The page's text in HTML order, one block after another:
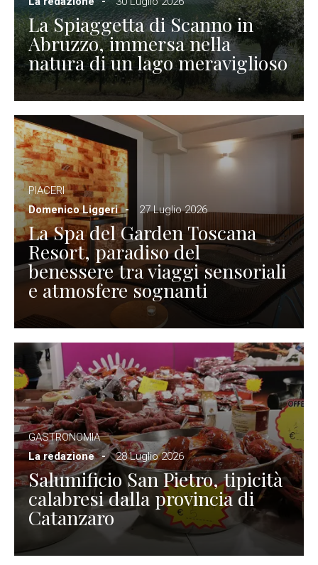
La Spiaggetta di Scanno in
Abruzzo, immersa nella
natura di un lago meraviglioso
PIACERI
Domenico Liggeri
27 Luglio 2026
La Spa del Garden Toscana
Resort, paradiso del
benessere tra viaggi sensoriali
e atmosfere sognanti
GASTRONOMIA
La redazione
28 Luglio 2026
Salumificio San Pietro, tipicità
calabresi dalla provincia di
Catanzaro